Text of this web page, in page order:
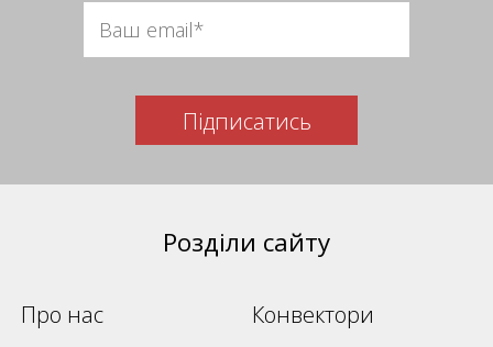
Підписатись
Розділи сайту
Про нас
Конвектори